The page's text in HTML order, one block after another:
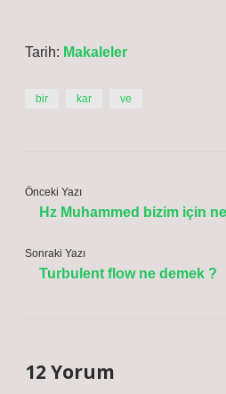
Tarih: Makaleler
bir kar ve
Önceki Yazı
Hz Muhammed bizim için
Sonraki Yazı
Turbulent flow ne demek ?
12 Yorum